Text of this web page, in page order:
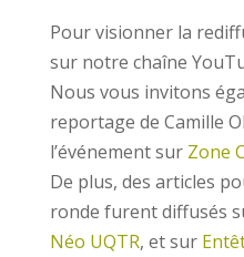
Pour visionner la
sur notre chaîne
Nous vous invitons
reportage de Camille
l’événement sur Zone
De plus, des articles
ronde furent diffusés
Néo UQTR, et sur